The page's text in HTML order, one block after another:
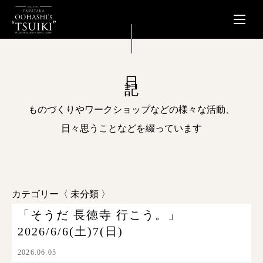
ものづくりやワークショップなどの様々な活動、
日々思うことなどを綴っています
カテゴリー〈 未分類 〉
「そうだ 長徳寺 行こう。」
2026/6/6(土)7(日)
2026.06.05